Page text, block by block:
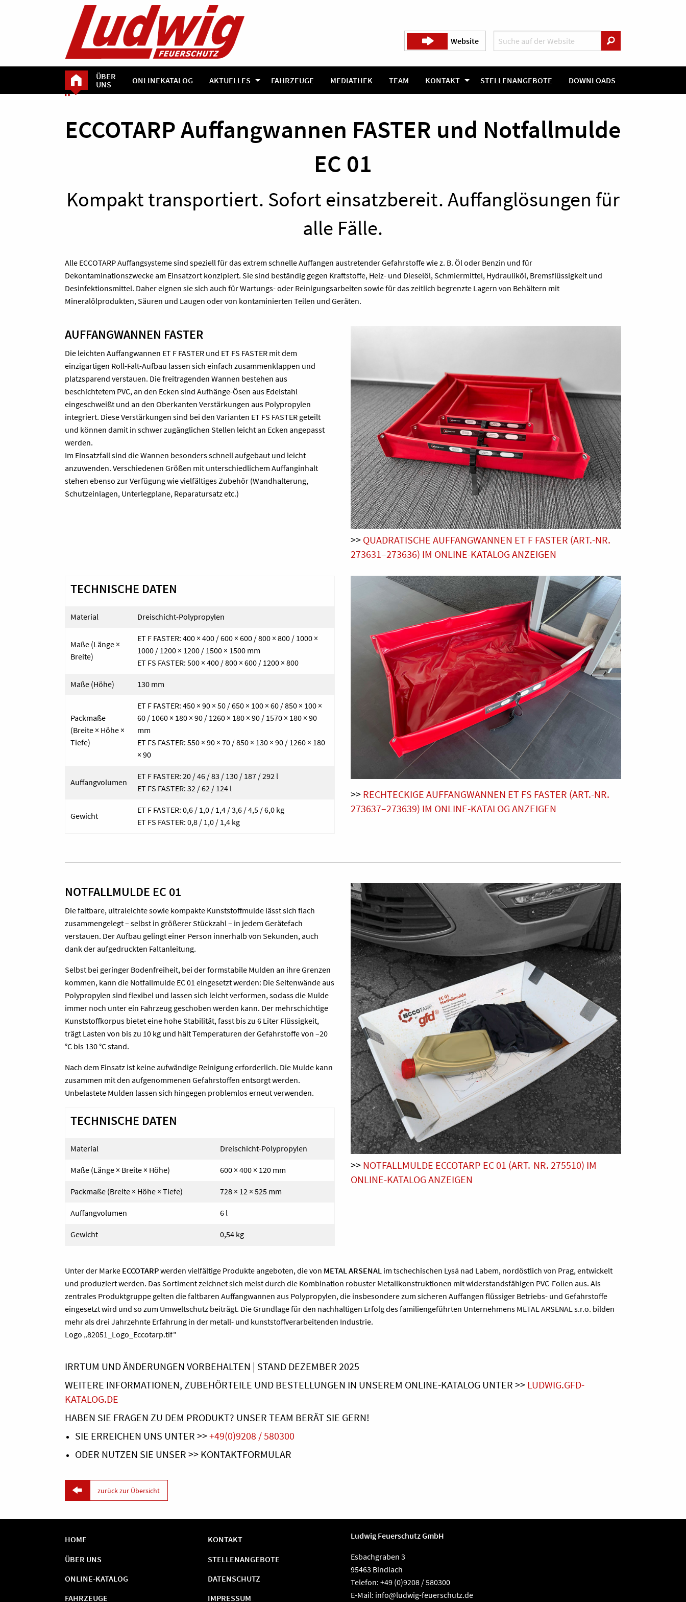
Website
ÜBER
UNS
ONLINEKATALOG AKTUELLES FAHRZEUGE MEDIATHEK TEAM KONTAKT STELLENANGEBOTE DOWNLOADS
ECCOTARP Auffangwannen FASTER und Notfallmulde
EC 01
Kompakt transportiert. Sofort einsatzbereit. Auffanglösungen für
alle Fälle.
Alle ECCOTARP Auffangsysteme sind speziell für das extrem schnelle Auffangen austretender Gefahrstoffe wie z. B. Öl oder Benzin und für
Dekontaminationszwecke am Einsatzort konzipiert. Sie sind beständig gegen Kraftstoffe, Heiz- und Dieselöl, Schmiermittel, Hydrauliköl, Bremsflüssigkeit und
Desinfektionsmittel. Daher eignen sie sich auch für Wartungs- oder Reinigungsarbeiten sowie für das zeitlich begrenzte Lagern von Behältern mit
Mineralölprodukten, Säuren und Laugen oder von kontaminierten Teilen und Geräten.
AUFFANGWANNEN FASTER
Die leichten Auffangwannen ET F FASTER und ET FS FASTER mit dem
einzigartigen Roll-Falt-Aufbau lassen sich einfach zusammenklappen und
platzsparend verstauen. Die freitragenden Wannen bestehen aus
beschichtetem PVC, an den Ecken sind Aufhänge-Ösen aus Edelstahl
eingeschweißt und an den Oberkanten Verstärkungen aus Polypropylen
integriert. Diese Verstärkungen sind bei den Varianten ET FS FASTER geteilt
und können damit in schwer zugänglichen Stellen leicht an Ecken angepasst
werden.
Im Einsatzfall sind die Wannen besonders schnell aufgebaut und leicht
anzuwenden. Verschiedenen Größen mit unterschiedlichem Auffanginhalt
stehen ebenso zur Verfügung wie vielfältiges Zubehör (Wandhalterung,
Schutzeinlagen, Unterlegplane, Reparatursatz etc.)
>> QUADRATISCHE AUFFANGWANNEN ET F FASTER (ART.-NR.
273631–273636) IM ONLINE-KATALOG ANZEIGEN
TECHNISCHE DATEN
Material Dreischicht-Polypropylen
Maße (Länge ×
Breite)
ET F FASTER: 400 × 400 / 600 × 600 / 800 × 800 / 1000 ×
1000 / 1200 × 1200 / 1500 × 1500 mm
ET FS FASTER: 500 × 400 / 800 × 600 / 1200 × 800
Maße (Höhe) 130 mm
Packmaße
(Breite × Höhe ×
Tiefe)
ET F FASTER: 450 × 90 × 50 / 650 × 100 × 60 / 850 × 100 ×
60 / 1060 × 180 × 90 / 1260 × 180 × 90 / 1570 × 180 × 90
mm
ET FS FASTER: 550 × 90 × 70 / 850 × 130 × 90 / 1260 × 180
× 90
Auffangvolumen
ET F FASTER: 20 / 46 / 83 / 130 / 187 / 292 l
ET FS FASTER: 32 / 62 / 124 l
Gewicht
ET F FASTER: 0,6 / 1,0 / 1,4 / 3,6 / 4,5 / 6,0 kg
ET FS FASTER: 0,8 / 1,0 / 1,4 kg
>> RECHTECKIGE AUFFANGWANNEN ET FS FASTER (ART.-NR.
273637–273639) IM ONLINE-KATALOG ANZEIGEN
NOTFALLMULDE EC 01
Die faltbare, ultraleichte sowie kompakte Kunststoffmulde lässt sich flach
zusammengelegt – selbst in größerer Stückzahl – in jedem Gerätefach
verstauen. Der Aufbau gelingt einer Person innerhalb von Sekunden, auch
dank der aufgedruckten Faltanleitung.
Selbst bei geringer Bodenfreiheit, bei der formstabile Mulden an ihre Grenzen
kommen, kann die Notfallmulde EC 01 eingesetzt werden: Die Seitenwände aus
Polypropylen sind flexibel und lassen sich leicht verformen, sodass die Mulde
immer noch unter ein Fahrzeug geschoben werden kann. Der mehrschichtige
Kunststoffkorpus bietet eine hohe Stabilität, fasst bis zu 6 Liter Flüssigkeit,
trägt Lasten von bis zu 10 kg und hält Temperaturen der Gefahrstoffe von –20
°C bis 130 °C stand.
Nach dem Einsatz ist keine aufwändige Reinigung erforderlich. Die Mulde kann
zusammen mit den aufgenommenen Gefahrstoffen entsorgt werden.
Unbelastete Mulden lassen sich hingegen problemlos erneut verwenden.
TECHNISCHE DATEN
Material Dreischicht-Polypropylen
Maße (Länge × Breite × Höhe) 600 × 400 × 120 mm
Packmaße (Breite × Höhe × Tiefe) 728 × 12 × 525 mm
Auffangvolumen 6 l
Gewicht 0,54 kg
>> NOTFALLMULDE ECCOTARP EC 01 (ART.-NR. 275510) IM
ONLINE-KATALOG ANZEIGEN
Unter der Marke ECCOTARPwerden vielfältige Produkte angeboten, die von METAL ARSENALim tschechischen Lysá nad Labem, nordöstlich von Prag, entwickelt
und produziert werden. Das Sortiment zeichnet sich meist durch die Kombination robuster Metallkonstruktionen mit widerstandsfähigen PVC-Folien aus. Als
zentrales Produktgruppe gelten die faltbaren Auffangwannen aus Polypropylen, die insbesondere zum sicheren Auffangen flüssiger Betriebs- und Gefahrstoffe
eingesetzt wird und so zum Umweltschutz beiträgt. Die Grundlage für den nachhaltigen Erfolg des familiengeführten Unternehmens METAL ARSENAL s.r.o. bilden
mehr als drei Jahrzehnte Erfahrung in der metall- und kunststoffverarbeitenden Industrie.
Logo „82051_Logo_Eccotarp.tif"
IRRTUM UND ÄNDERUNGEN VORBEHALTEN | STAND DEZEMBER 2025
WEITERE INFORMATIONEN, ZUBEHÖRTEILE UND BESTELLUNGEN IN UNSEREM ONLINE-KATALOG UNTER >> LUDWIG.GFD-
KATALOG.DE
HABEN SIE FRAGEN ZU DEM PRODUKT? UNSER TEAM BERÄT SIE GERN!
SIE ERREICHEN UNS UNTER >>+49(0)9208 / 580300
ODER NUTZEN SIE UNSER >> KONTAKTFORMULAR
 zurück zur Übersicht
HOME
ÜBER UNS
ONLINE-KATALOG
FAHRZEUGE
KONTAKT
STELLENANGEBOTE
DATENSCHUTZ
IMPRESSUM
Ludwig Feuerschutz GmbH
Esbachgraben 3
95463 Bindlach
Telefon: +49 (0)9208 / 580300
E-Mail: info@ludwig-feuerschutz.de